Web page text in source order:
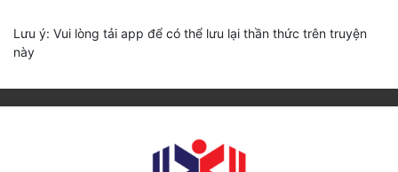
Lưu ý: Vui lòng tải app để có thể lưu lại thần thức trên truyện
này